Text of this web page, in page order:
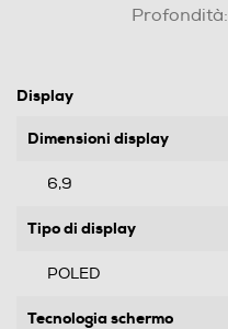
Profondità:
Display
Dimensioni display
6,9
Tipo di display
POLED
Tecnologia schermo